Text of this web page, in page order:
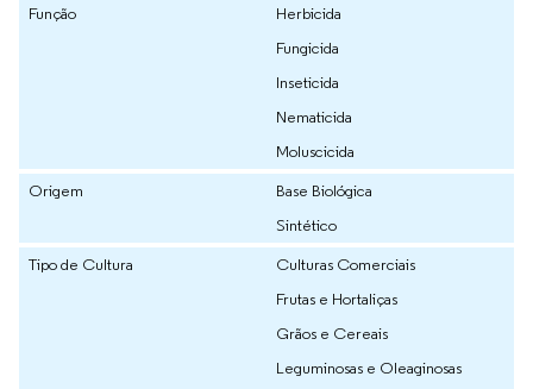
Função
Herbicida
Fungicida
Inseticida
Nematicida
Moluscicida
Origem
Base Biológica
Sintético
Tipo de Cultura
Culturas Comerciais
Frutas e Hortaliças
Grãos e Cereais
Leguminosas e Oleaginosas